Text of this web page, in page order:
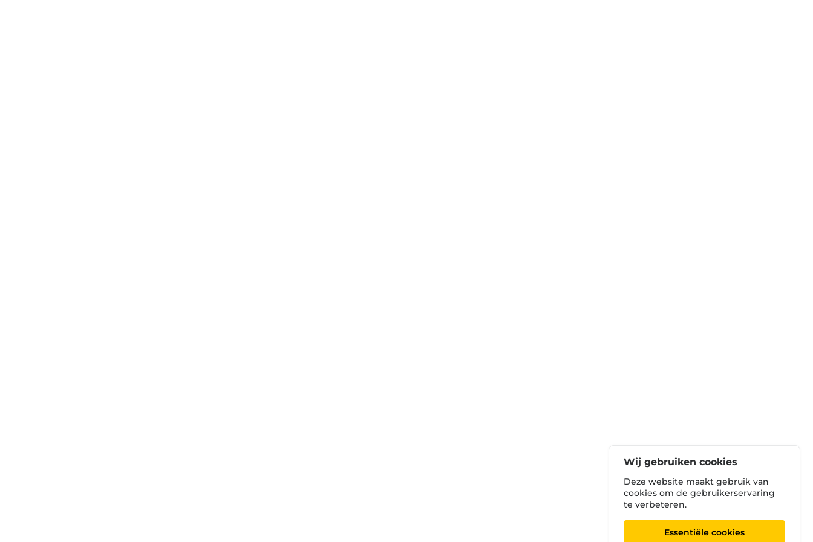
Wij gebruiken cookies
Deze website maakt gebruik van
cookies om de gebruikerservaring
te verbeteren.
Essentiële cookies